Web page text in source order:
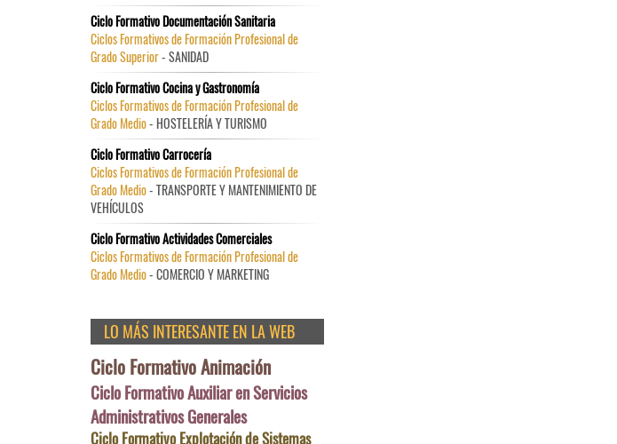
Ciclo Formativo Documentación Sanitaria
Ciclos Formativos de Formación Profesional de
Grado Superior- SANIDAD
Ciclo Formativo Cocina y Gastronomía
Ciclos Formativos de Formación Profesional de
Grado Medio- HOSTELERÍA Y TURISMO
Ciclo Formativo Carrocería
Ciclos Formativos de Formación Profesional de
Grado Medio- TRANSPORTE Y MANTENIMIENTO DE
VEHÍCULOS
Ciclo Formativo Actividades Comerciales
Ciclos Formativos de Formación Profesional de
Grado Medio- COMERCIO Y MARKETING
LO MÁS INTERESANTE EN LA WEB
Ciclo Formativo Animación
Ciclo Formativo Auxiliar en Servicios
Administrativos Generales
Ciclo Formativo Explotación de Sistemas